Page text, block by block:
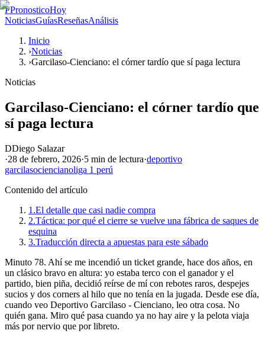
PPronosticoHoy
NoticiasGuíasReseñasAnálisis
Inicio
›Noticias
›Garcilaso-Cienciano: el córner tardío que sí paga lectura
Noticias
Garcilaso-Cienciano: el córner tardío que
sí paga lectura
DDiego Salazar
·28 de febrero, 2026·5 min de lectura·deportivo
garcilasociencianoliga 1 perú
Contenido del artículo
1.El detalle que casi nadie compra
2.Táctica: por qué el cierre se vuelve una fábrica de saques de
esquina
3.Traducción directa a apuestas para este sábado
Minuto 78. Ahí se me incendió un ticket grande, hace dos años, en
un clásico bravo en altura: yo estaba terco con el ganador y el
partido, bien piña, decidió reírse de mí con rebotes raros, despejes
sucios y dos corners al hilo que no tenía en la jugada. Desde ese día,
cuando veo Deportivo Garcilaso - Cienciano, leo otra cosa. No
quién gana. Miro qué pasa cuando ya no hay aire y la pelota viaja
más por nervio que por libreto.